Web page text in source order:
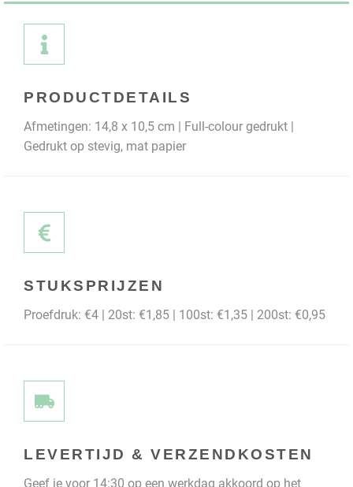
PRODUCTDETAILS
Afmetingen: 14,8 x 10,5 cm | Full-colour gedrukt |
Gedrukt op stevig, mat papier
STUKSPRIJZEN
Proefdruk: €4 | 20st: €1,85 | 100st: €1,35 | 200st: €0,95
LEVERTIJD & VERZENDKOSTEN
Geef je voor 14:30 op een werkdag akkoord op het